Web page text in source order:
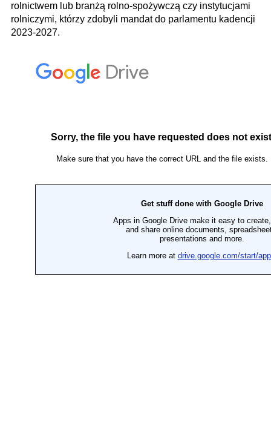
rolnictwem lub branżą rolno-spożywczą czy instytucjami
rolniczymi, którzy zdobyli mandat do parlamentu kadencji
2023-2027.